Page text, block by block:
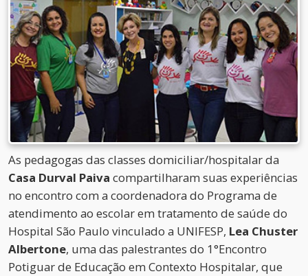
As pedagogas das classes domiciliar/hospitalar da
Casa Durval Paiva compartilharam suas experiências
no encontro com a coordenadora do Programa de
atendimento ao escolar em tratamento de saúde do
Hospital São Paulo vinculado a UNIFESP, Lea Chuster
Albertone, uma das palestrantes do 1°Encontro
Potiguar de Educação em Contexto Hospitalar, que